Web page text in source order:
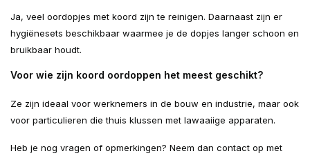
Ja, veel oordopjes met koord zijn te reinigen. Daarnaast zijn er
hygiënesets beschikbaar waarmee je de dopjes langer schoon en
bruikbaar houdt.
Voor wie zijn koord oordoppen het meest geschikt?
Ze zijn ideaal voor werknemers in de bouw en industrie, maar ook
voor particulieren die thuis klussen met lawaaiige apparaten.
Heb je nog vragen of opmerkingen? Neem dan contact op met